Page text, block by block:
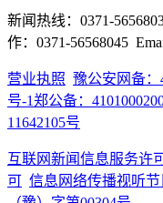
新闻热线：0371-
作：0371-56568045
营业执照 豫公安网备：
号-1郑公备：
11642105号
互联网新闻信息服务许
可 信息网络传播视听